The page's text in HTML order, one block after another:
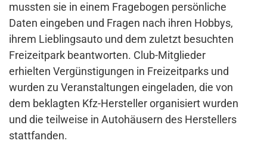
mussten sie in einem Fragebogen persönliche
Daten eingeben und Fragen nach ihren Hobbys,
ihrem Lieblingsauto und dem zuletzt besuchten
Freizeitpark beantworten. Club-Mitglieder
erhielten Vergünstigungen in Freizeitparks und
wurden zu Veranstaltungen eingeladen, die von
dem beklagten Kfz-Hersteller organisiert wurden
und die teilweise in Autohäusern des Herstellers
stattfanden.